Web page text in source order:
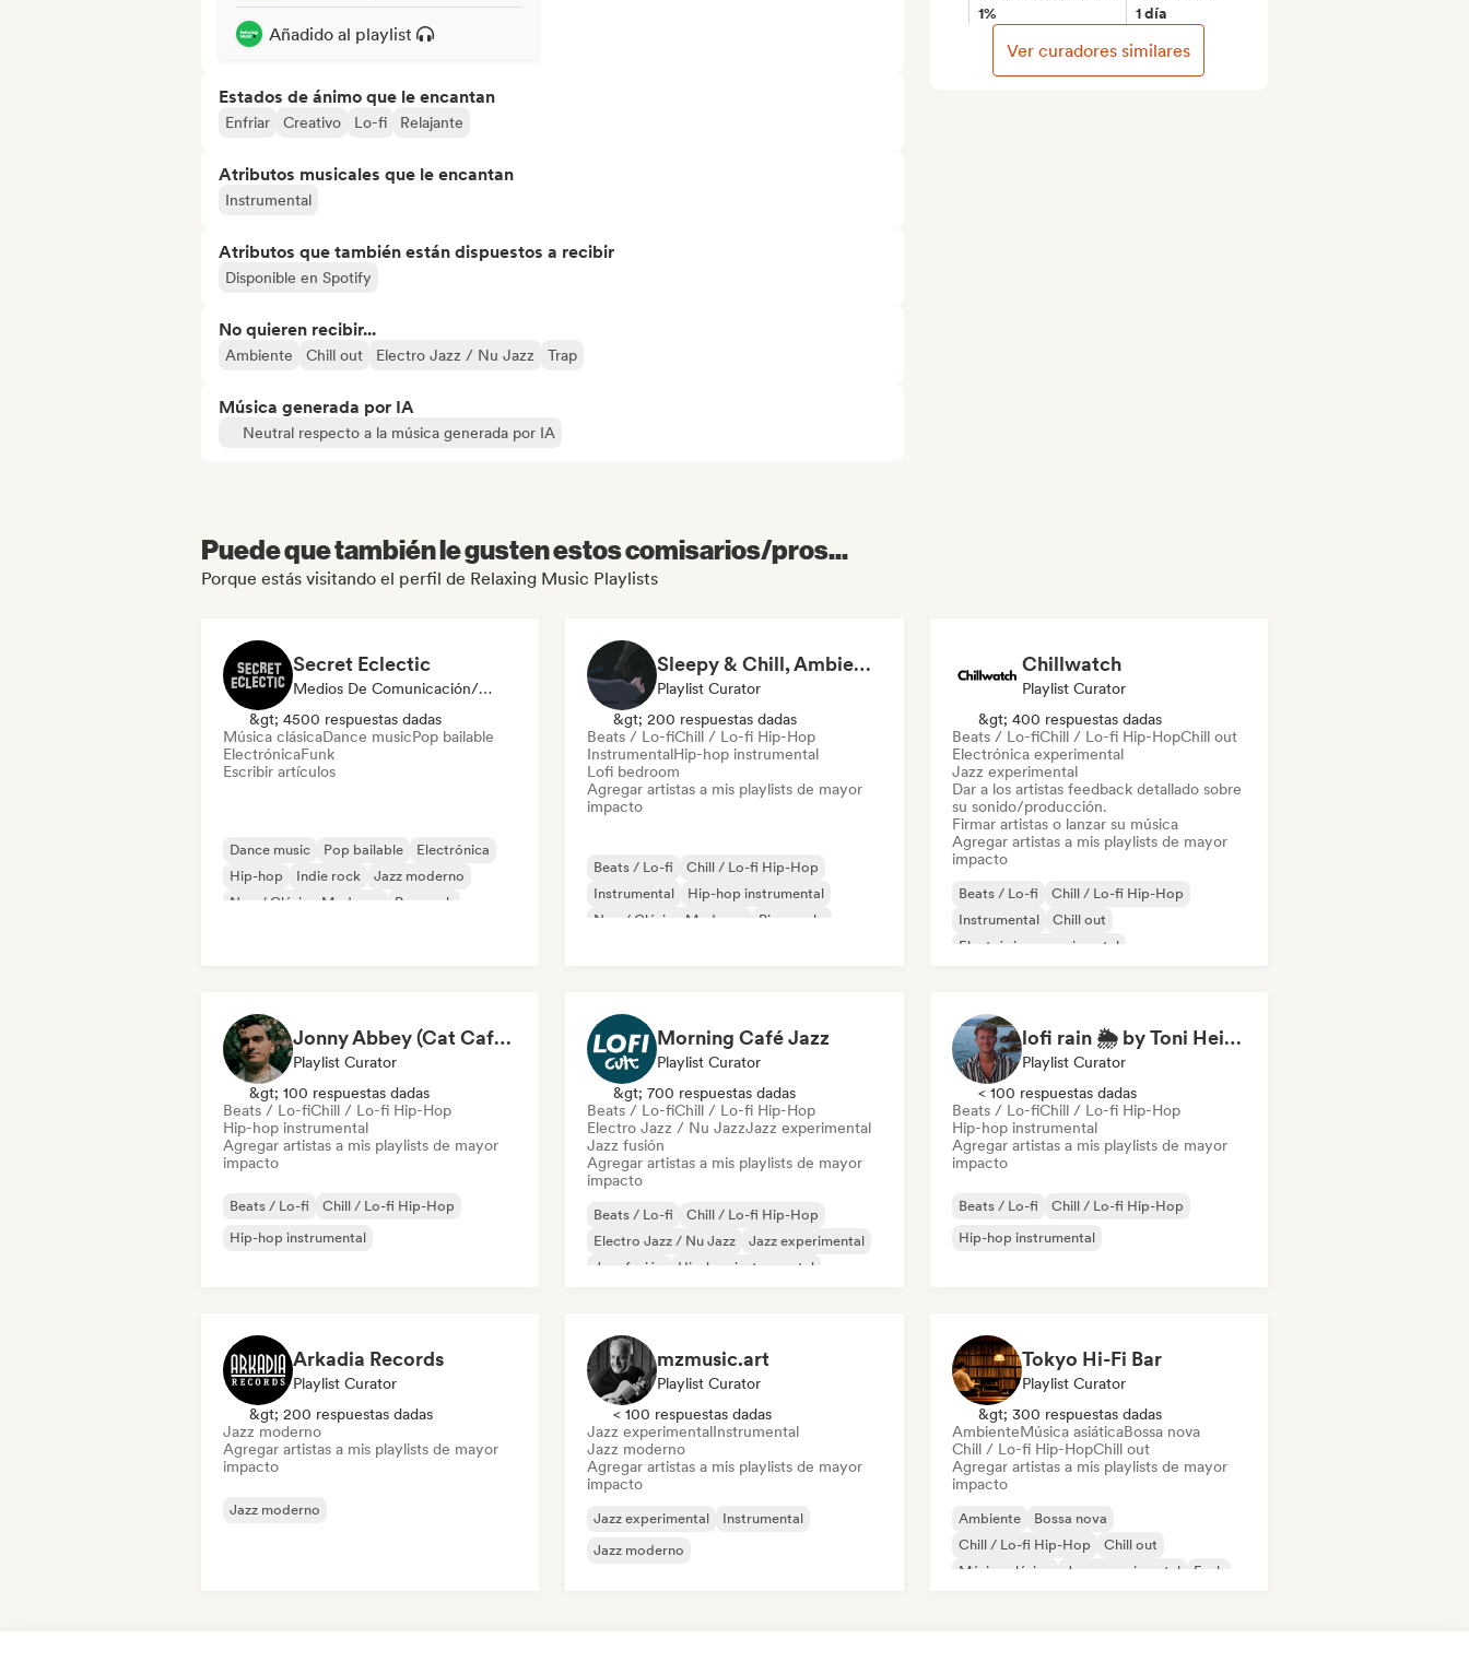
Añadido al playlist
Estados de ánimo que le encantan
Enfriar Creativo Lo-fi Relajante
Atributos musicales que le encantan
Instrumental
Atributos que también están dispuestos a recibir
Disponible en Spotify
No quieren recibir...
Ambiente Chill out Electro Jazz / Nu Jazz Trap
Música generada por IA
Neutral respecto a la música generada por IA
1% 1 día
Ver curadores similares
Puede que también le gusten estos comisarios/pros...
Porque estás visitando el perfil de Relaxing Music Playlists
Secret Eclectic
Medios De Comunicación/Periodista
&gt; 4500 respuestas dadas
Música clásicaDance musicPop bailable
ElectrónicaFunk
Escribir artículos
Dance music Pop bailable
Electrónica
Hip-hop
Indie rock
Jazz moderno
Neo / Clásico Moderno
Pop rock
Sleepy & Chill, Ambient Dreams
Playlist Curator
&gt; 200 respuestas dadas
Beats / Lo-fiChill / Lo-fi Hip-Hop
InstrumentalHip-hop instrumental
Lofi bedroom
Agregar artistas a mis playlists de mayor
impacto
Beats / Lo-fi
Chill / Lo-fi Hip-Hop
Instrumental
Hip-hop instrumental
Neo / Clásico Moderno
Piano solo
Chillwatch
Playlist Curator
&gt; 400 respuestas dadas
Beats / Lo-fiChill / Lo-fi Hip-HopChill out
Electrónica experimental
Jazz experimental
Dar a los artistas feedback detallado sobre
su sonido/producción.
Firmar artistas o lanzar su música
Agregar artistas a mis playlists de mayor
impacto
Beats / Lo-fi
Chill / Lo-fi Hip-Hop
Instrumental
Chill out
Electrónica experimental
Jonny Abbey (Cat Café Records)
Playlist Curator
&gt; 100 respuestas dadas
Beats / Lo-fiChill / Lo-fi Hip-Hop
Hip-hop instrumental
Agregar artistas a mis playlists de mayor
impacto
Beats / Lo-fi
Chill / Lo-fi Hip-Hop
Hip-hop instrumental
Morning Café Jazz
Playlist Curator
&gt; 700 respuestas dadas
Beats / Lo-fiChill / Lo-fi Hip-Hop
Electro Jazz / Nu JazzJazz experimental
Jazz fusión
Agregar artistas a mis playlists de mayor
impacto
Beats / Lo-fi
Chill / Lo-fi Hip-Hop
Electro Jazz / Nu Jazz
Jazz experimental
Jazz fusión
Hip-hop instrumental
lofi rain 🌦️ by Toni Heinzel
Playlist Curator
< 100 respuestas dadas
Beats / Lo-fiChill / Lo-fi Hip-Hop
Hip-hop instrumental
Agregar artistas a mis playlists de mayor
impacto
Beats / Lo-fi
Chill / Lo-fi Hip-Hop
Hip-hop instrumental
Arkadia Records
Playlist Curator
&gt; 200 respuestas dadas
Jazz moderno
Agregar artistas a mis playlists de mayor
impacto
Jazz moderno
mzmusic.art
Playlist Curator
< 100 respuestas dadas
Jazz experimentalInstrumental
Jazz moderno
Agregar artistas a mis playlists de mayor
impacto
Jazz experimental
Instrumental
Jazz moderno
Tokyo Hi-Fi Bar
Playlist Curator
&gt; 300 respuestas dadas
AmbienteMúsica asiáticaBossa nova
Chill / Lo-fi Hip-HopChill out
Agregar artistas a mis playlists de mayor
impacto
Ambiente
Bossa nova
Chill / Lo-fi Hip-Hop
Chill out
Música clásica
Jazz experimental
Funk